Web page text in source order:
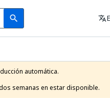
search
Search
translate
automática.
semanas en estar disponible.